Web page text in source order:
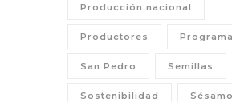
Producción nacional
Productores
San Pedro Semillas
Sostenibilidad Sésamo